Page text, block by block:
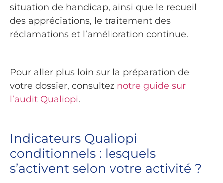
situation de handicap, ainsi que le recueil
des appréciations, le traitement des
réclamations et l’amélioration continue.
Pour aller plus loin sur la préparation de
votre dossier, consultez notre guide sur
l’audit Qualiopi.
Indicateurs Qualiopi
conditionnels : lesquels
s’activent selon votre activité ?